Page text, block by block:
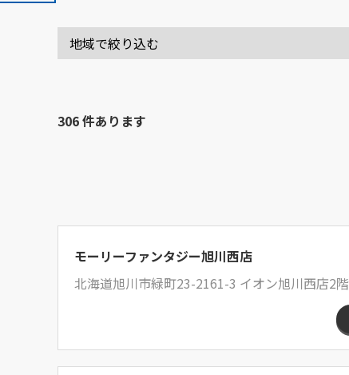
306 件あります
モーリーファンタジー旭川西店
北海道旭川市緑町23-2161-3 イオン旭川西店2階